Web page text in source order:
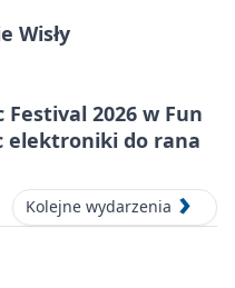
Wisły
2026 w Fun
elektroniki do rana
Kolejne wydarzenia